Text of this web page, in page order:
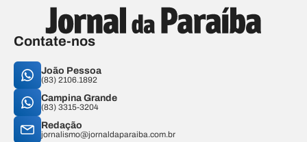
Contate-nos
João Pessoa
(83) 2106.1892
Campina Grande
(83) 3315-3204
Redação
jornalismo@jornaldaparaiba.com.br